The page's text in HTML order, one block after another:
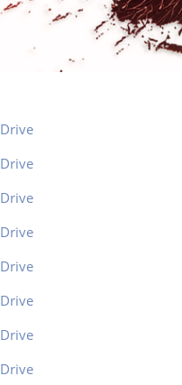
Drive
Drive
Drive
Drive
Drive
Drive
Drive
Drive